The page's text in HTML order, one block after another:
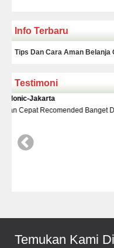
Info Terbaru
Tips Dan Cara Aman Belanja
Testimoni
Barang Dan
Temukan Kami Di